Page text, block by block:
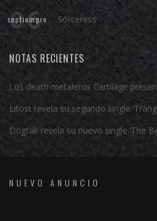
06
septiempre Sörceress
NOTAS RECIENTES
Los death metaleros Cartilage
Litost revela su segundo single
Dogtak revela su nuevo single ‘The
NUEVO ANUNCIO